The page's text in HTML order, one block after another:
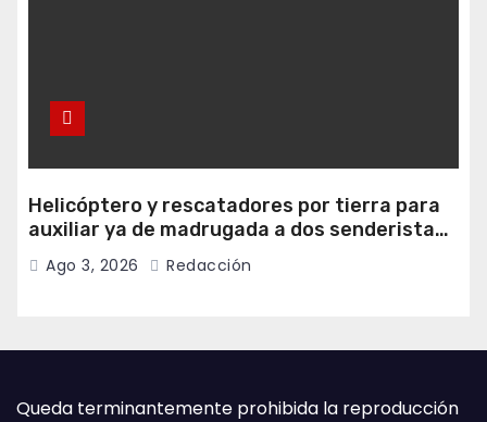
Helicóptero y rescatadores por tierra para
auxiliar ya de madrugada a dos senderistas
desorientados en Las Ubiñas
Ago 3, 2026 Redacción
Queda terminantemente prohibida la reproducción